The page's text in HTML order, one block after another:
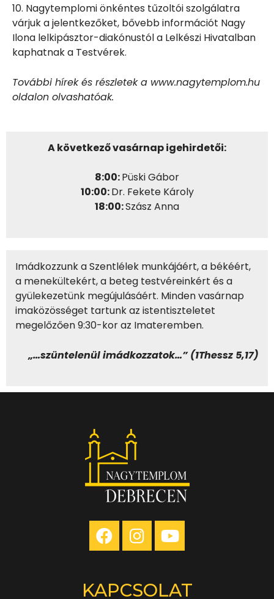
10. Nagytemplomi önkéntes tűzoltói szolgálatra
várjuk a jelentkezőket, bővebb információt Nagy
Ilona lelkipásztor-diakónustól a Lelkészi Hivatalban
kaphatnak a Testvérek.
További hírek és részletek a www.nagytemplom.hu
oldalon olvashatóak.
A következő vasárnap igehirdetői:
8:00:Püski Gábor
10:00:Dr. Fekete Károly
18:00:Szász Anna
Imádkozzunk a Szentlélek munkájáért, a békéért,
a menekültekért, a beteg testvéreinkért és a
gyülekezetünk megújulásáért. Minden vasárnap
imaközösséget tartunk az istentiszteletet
megelőzően 9:30-kor az Imateremben.
„…szüntelenül imádkozzatok…” (1Thessz 5,17)
KAPCSOLAT